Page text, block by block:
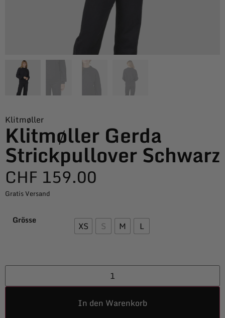
Klitmøller
Klitmøller Gerda
Strickpullover Schwarz
CHF 159.00
Gratis Versand
Grösse XS S M L
In den Warenkorb